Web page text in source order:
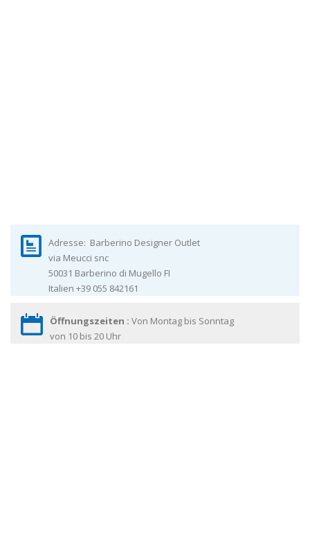
Adresse: Barberino Designer Outlet
via Meucci snc
50031 Barberino di Mugello FI
Italien +39 055 842161
Öffnungszeiten : Von Montag bis Sonntag
von 10 bis 20 Uhr